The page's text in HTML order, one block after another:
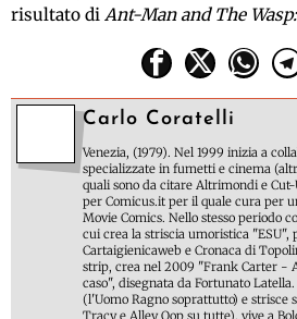
risultato di Ant-Man and The
Carlo Coratelli
Venezia, (1979). Nel 1999 inizia a
specializzate in fumetti e cinema
quali sono da citare Altrimondi e
per Comicus.it per il quale cura per
Movie Comics. Nello stesso periodo
cui crea la striscia umoristica "ESU",
Cartaigienicaweb e Cronaca di
strip, crea nel 2009 "Frank Carter -
caso", disegnata da Fortunato
(l'Uomo Ragno soprattutto) e strisce
Tracy e Alley Oop su tutte), vive a